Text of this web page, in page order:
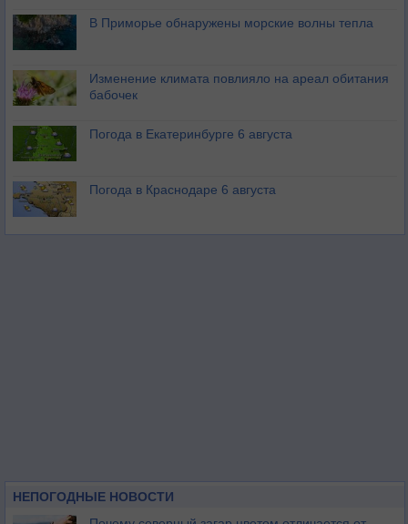
В Приморье обнаружены морские волны тепла
Изменение климата повлияло на ареал обитания
бабочек
Погода в Екатеринбурге 6 августа
Погода в Краснодаре 6 августа
НЕПОГОДНЫЕ НОВОСТИ